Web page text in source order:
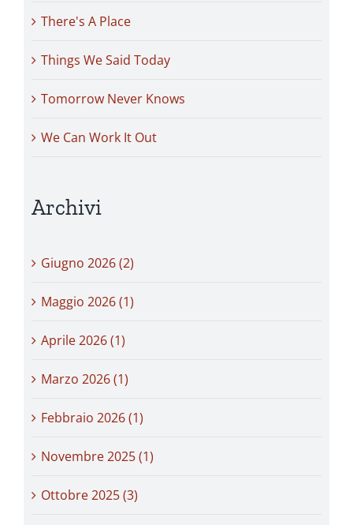
There's A Place
Things We Said Today
Tomorrow Never Knows
We Can Work It Out
Archivi
Giugno 2026 (2)
Maggio 2026 (1)
Aprile 2026 (1)
Marzo 2026 (1)
Febbraio 2026 (1)
Novembre 2025 (1)
Ottobre 2025 (3)